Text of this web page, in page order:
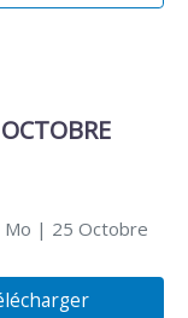
| 25 Octobre